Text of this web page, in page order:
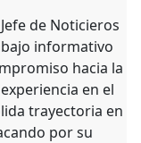
de Noticieros
informativo
hacia la
en el
trayectoria en
por su